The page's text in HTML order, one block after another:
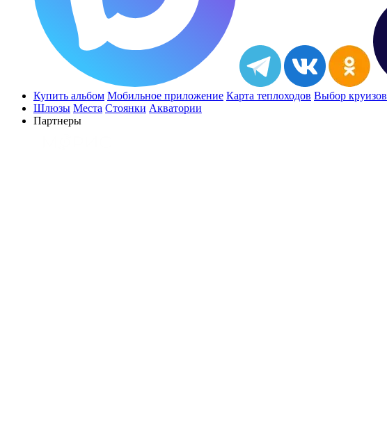
Купить альбом Мобильное приложение Карта теплоходов Выбор круизов
Шлюзы Места Стоянки Акватории
Партнеры